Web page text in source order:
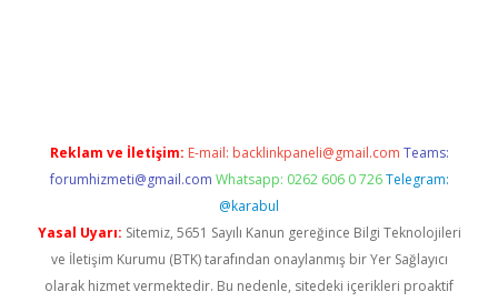
Reklam ve İletişim: E-mail: backlinkpaneli@gmail.com Teams:
forumhizmeti@gmail.com Whatsapp: 0262 606 0 726 Telegram:
@karabul
Yasal Uyarı: Sitemiz, 5651 Sayılı Kanun gereğince Bilgi Teknolojileri
ve İletişim Kurumu (BTK) tarafından onaylanmış bir Yer Sağlayıcı
olarak hizmet vermektedir. Bu nedenle, sitedeki içerikleri proaktif